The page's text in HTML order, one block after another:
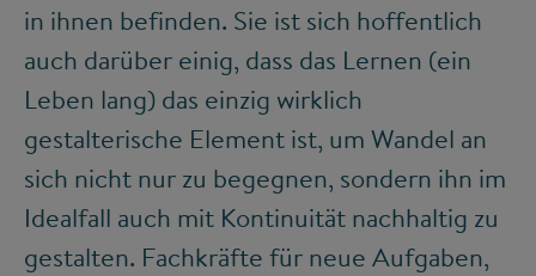
in ihnen befinden. Sie ist sich hoffentlich
auch darüber einig, dass das Lernen (ein
Leben lang) das einzig wirklich
gestalterische Element ist, um Wandel an
sich nicht nur zu begegnen, sondern ihn im
Idealfall auch mit Kontinuität nachhaltig zu
gestalten. Fachkräfte für neue Aufgaben,